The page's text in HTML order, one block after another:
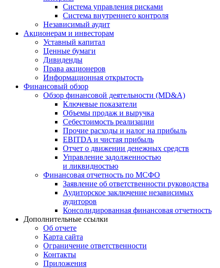
Система управления рисками
Система внутреннего контроля
Независимый аудит
Акционерам и инвесторам
Уставный капитал
Ценные бумаги
Дивиденды
Права акционеров
Информационная открытость
Финансовый обзор
Обзор финансовой деятельности (MD&A)
Ключевые показатели
Объемы продаж и выручка
Себестоимость реализации
Прочие расходы и налог на прибыль
EBITDA и чистая прибыль
Отчет о движении денежных средств
Управление задолженностью
и ликвидностью
Финансовая отчетность по МСФО
Заявление об ответственности руководства
Аудиторское заключение независимых
аудиторов
Консолидированная финансовая отчетность
Дополнительные ссылки
Об отчете
Карта сайта
Ограничение ответственности
Контакты
Приложения